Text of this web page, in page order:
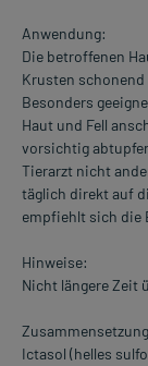
Anwendung:
Die betroffenen
Krusten
Besonders
Haut und Fell
vorsichtig
Tierarzt nicht
täglich direkt auf
empfiehlt sich die
Hinweise:
Nicht längere Zeit
Ictasol (helles